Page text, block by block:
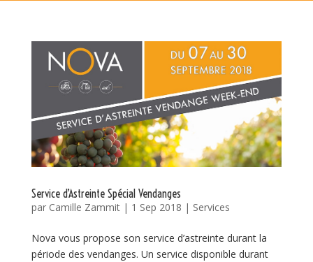
Service d’Astreinte Spécial Vendanges
par Camille Zammit| 1 Sep 2018 | Services
Nova vous propose son service d’astreinte durant la
période des vendanges. Un service disponible durant